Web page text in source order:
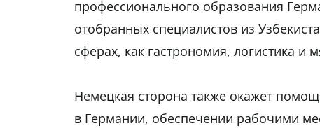
профессионального образования
отобранных специалистов из
сферах, как гастрономия, логистика
Немецкая сторона также окажет
в Германии, обеспечении рабочими